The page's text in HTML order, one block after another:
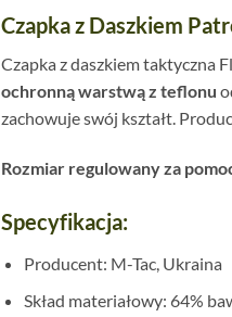
Czapka z Daszkiem
Czapka z daszkiem taktyczna
ochronną warstwą z teflonu
zachowuje swój kształt.
Rozmiar regulowany za
Specyfikacja:
Producent: M-Tac, Ukraina
Skład materiałowy: 64%